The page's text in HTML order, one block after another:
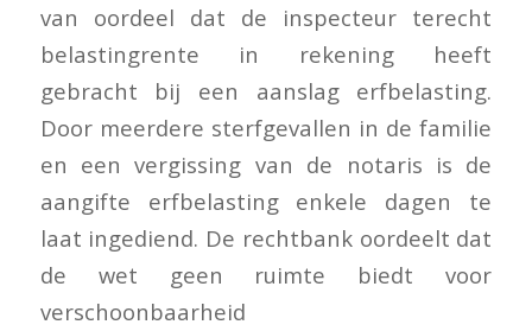
van oordeel dat de inspecteur terecht
belastingrente in rekening heeft
gebracht bij een aanslag erfbelasting.
Door meerdere sterfgevallen in de familie
en een vergissing van de notaris is de
aangifte erfbelasting enkele dagen te
laat ingediend. De rechtbank oordeelt dat
de wet geen ruimte biedt voor
verschoonbaarheid